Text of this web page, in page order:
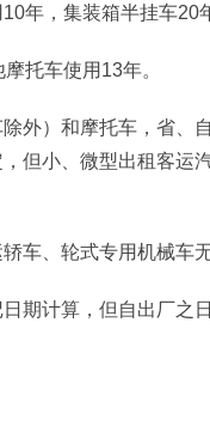
年，集装箱半挂车20
托车使用13年。
外）和摩托车，省、
但小、微型出租客运
车、轮式专用机械车
期计算，但自出厂之